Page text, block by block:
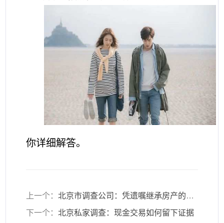
你详细解答。
上一个：北京市调查公司：凭遗嘱继承房产的时效是多久
下一个：北京私家调查：现金交易如何留下证据